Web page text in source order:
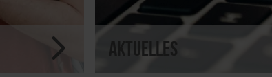
Aktuelles